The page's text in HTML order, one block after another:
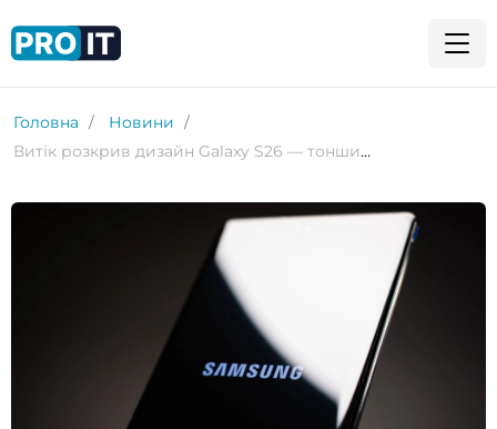
Головна
Новини
Витік розкрив дизайн Galaxy S26 — тонший корпус і вбудований модуль Qi2 для бездротової зарядки